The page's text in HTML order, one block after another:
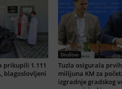
prikupili 1.111
blagoslovljeni
Društvo
Tuzla osigurala
milijuna KM za
izgradnje gradskog